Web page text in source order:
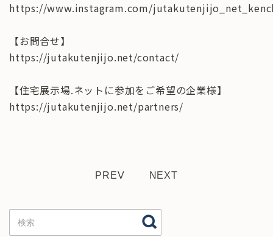
https://www.instagram.com/
【お問合せ】
https://jutakutenjijo.net/contact/
【住宅展示場.ネットに参加をご希望の企業様】
https://jutakutenjijo.net/partners/
PREV NEXT